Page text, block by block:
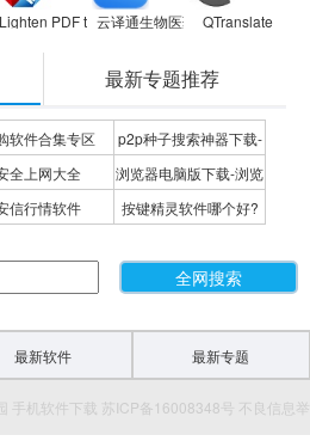
Lighten PDF to word Converter
云译通生物医药版QTranslate
最新专题推荐
软件合集专区
p2p种子搜索神器下载-
P2P种子搜索神器专题
全上网大全
浏览器电脑版下载-浏览
器下载合集
信行情软件
按键精灵软件哪个好?
最新软件 最新专题
手机软件下载 苏ICP备16008348号 不良信息举